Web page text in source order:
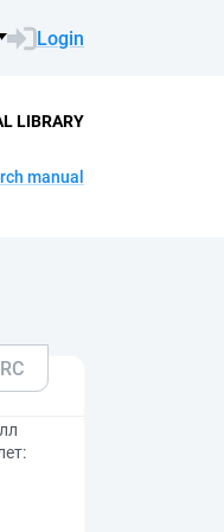
Login
LIBRARY
manual